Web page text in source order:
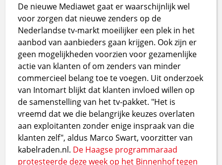
De nieuwe Mediawet gaat er waarschijnlijk wel
voor zorgen dat nieuwe zenders op de
Nederlandse tv-markt moeilijker een plek in het
aanbod van aanbieders gaan krijgen. Ook zijn er
geen mogelijkheden voorzien voor gezamenlijke
actie van klanten of om zenders van minder
commercieel belang toe te voegen. Uit onderzoek
van Intomart blijkt dat klanten invloed willen op
de samenstelling van het tv-pakket. "Het is
vreemd dat we die belangrijke keuzes overlaten
aan exploitanten zonder enige inspraak van die
klanten zelf", aldus Marco Swart, voorzitter van
kabelraden.nl. De Haagse programmaraad
protesteerde deze week op het Binnenhof tegen